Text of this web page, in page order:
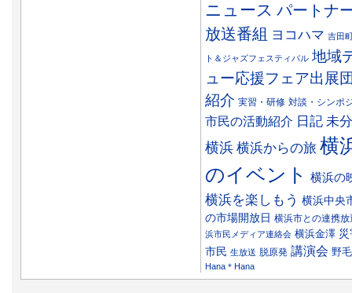
ニュース パートナ
放送番組 ヨコハマ 吉田
ト＆ジャズフェスティバル 地域
ュー応援フェア出展
紹介 実習・研修 対談・シンポ
市民の活動紹介 日記 未
横浜 横浜からの旅 横
のイベント
横浜の
横浜を楽しもう 横浜中央
の市場開放日 横浜市との連携放
浜市民メディア連絡会 横浜金澤
市民 生放送 脱原発 講演会 野毛
Hana＊Hana